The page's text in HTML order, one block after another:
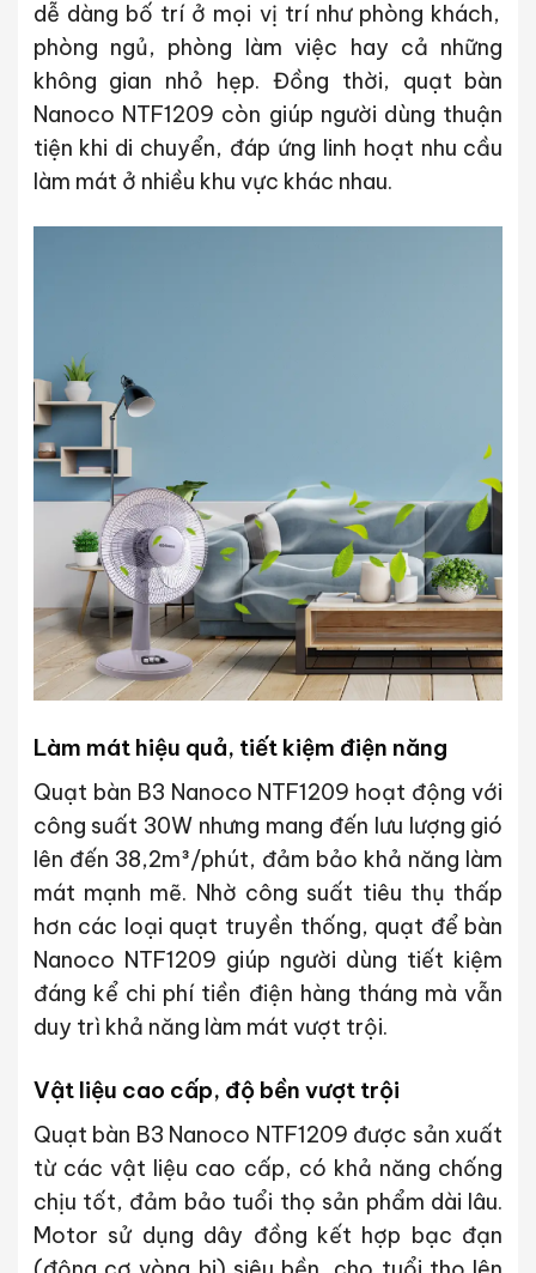
dễ dàng bố trí ở mọi vị trí như phòng khách,
phòng ngủ, phòng làm việc hay cả những
không gian nhỏ hẹp. Đồng thời, quạt bàn
Nanoco NTF1209 còn giúp người dùng thuận
tiện khi di chuyển, đáp ứng linh hoạt nhu cầu
làm mát ở nhiều khu vực khác nhau.
Làm mát hiệu quả, tiết kiệm điện năng
Quạt bàn B3 Nanoco NTF1209 hoạt động với
công suất 30W nhưng mang đến lưu lượng gió
lên đến 38,2m³/phút, đảm bảo khả năng làm
mát mạnh mẽ. Nhờ công suất tiêu thụ thấp
hơn các loại quạt truyền thống, quạt để bàn
Nanoco NTF1209 giúp người dùng tiết kiệm
đáng kể chi phí tiền điện hàng tháng mà vẫn
duy trì khả năng làm mát vượt trội.
Vật liệu cao cấp, độ bền vượt trội
Quạt bàn B3 Nanoco NTF1209 được sản xuất
từ các vật liệu cao cấp, có khả năng chống
chịu tốt, đảm bảo tuổi thọ sản phẩm dài lâu.
Motor sử dụng dây đồng kết hợp bạc đạn